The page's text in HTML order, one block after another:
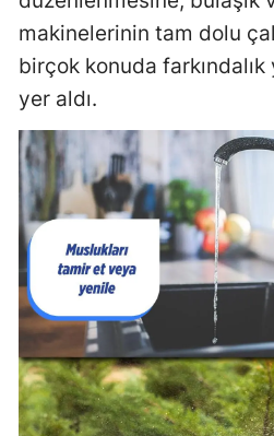
makinelerinin tam dolu
birçok konuda farkındalık
yer aldı.